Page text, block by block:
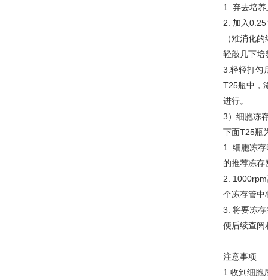
1. 弃去培
2. 加入
（难消化
轻敲几下培
3.轻轻打匀
T25瓶中，
进行。
3）细胞冻
下面T25瓶
1. 细胞冻
的推荐冻
2.
个冻存管中
3. 将要冻
便后续查阅
注意事项
1.收到细胞